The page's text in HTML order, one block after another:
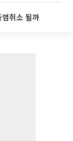
취소 될까